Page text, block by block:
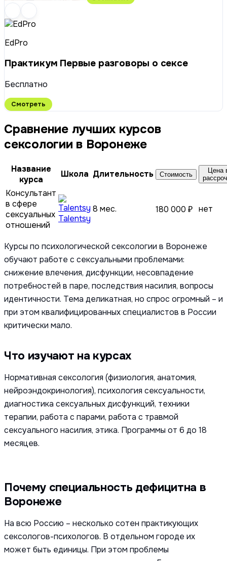
EdPro
Практикум Первые разговоры о сексе
Бесплатно
Смотреть
Сравнение лучших курсов
сексологии в Воронеже
Название
курса
Школа Длительность Стоимость
Цена
Консультант
в сфере
сексуальных
отношений
Talentsy
8 мес. 180 000 ₽ нет
Курсы по психологической сексологии в Воронеже
обучают работе с сексуальными проблемами:
снижение влечения, дисфункции, несовпадение
потребностей в паре, последствия насилия, вопросы
идентичности. Тема деликатная, но спрос огромный – и
при этом квалифицированных специалистов в России
критически мало.
Что изучают на курсах
Нормативная сексология (физиология, анатомия,
нейроэндокринология), психология сексуальности,
диагностика сексуальных дисфункций, техники
терапии, работа с парами, работа с травмой
сексуального насилия, этика. Программы от 6 до 18
месяцев.
Почему специальность дефицитна в
Воронеже
На всю Россию – несколько сотен практикующих
сексологов-психологов. В отдельном городе их
может быть единицы. При этом проблемы